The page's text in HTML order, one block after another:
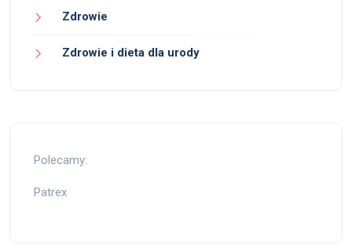
Zdrowie
Zdrowie i dieta dla urody
Polecamy:
Patrex